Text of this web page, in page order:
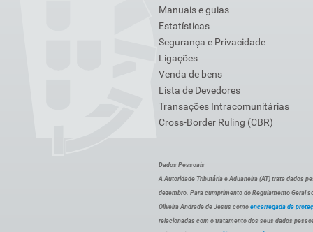
Manuais e guias
Estatísticas
Segurança e Privacidade
Ligações
Venda de bens
Lista de Devedores
Transações Intracomunitárias
Cross-Border Ruling (CBR)
Dados Pessoais
A Autoridade Tributária e Aduaneira (AT) trata dados
dezembro. Para cumprimento do Regulamento Geral
Oliveira Andrade de Jesus como encarregada da
relacionadas com o tratamento dos seus dados